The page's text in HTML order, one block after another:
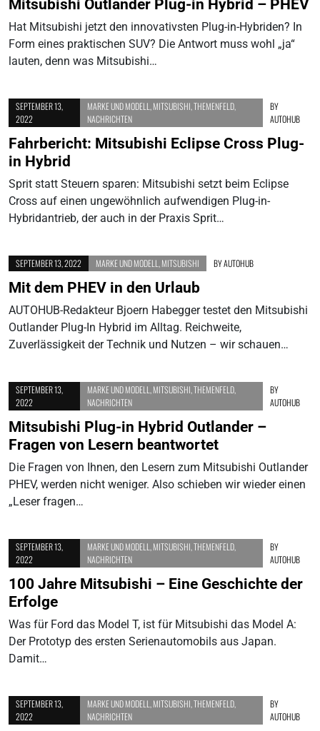
Mitsubishi Outlander Plug-in Hybrid – PHEV
Hat Mitsubishi jetzt den innovativsten Plug-in-Hybriden? In
Form eines praktischen SUV? Die Antwort muss wohl „ja“
lauten, denn was Mitsubishi…
SEPTEMBER 13,
2022
MARKE UND MODELL MITSUBISHI THEMENFELD,
NACHRICHTEN
BY
AUTOHUB
Fahrbericht: Mitsubishi Eclipse Cross Plug-
in Hybrid
Sprit statt Steuern sparen: Mitsubishi setzt beim Eclipse
Cross auf einen ungewöhnlich aufwendigen Plug-in-
Hybridantrieb, der auch in der Praxis Sprit…
SEPTEMBER 13, 2022 MARKE UND MODELL MITSUBISHI BYAUTOHUB
Mit dem PHEV in den Urlaub
AUTOHUB-Redakteur Bjoern Habegger testet den Mitsubishi
Outlander Plug-In Hybrid im Alltag. Reichweite,
Zuverlässigkeit der Technik und Nutzen – wir schauen…
SEPTEMBER 13,
2022
MARKE UND MODELL MITSUBISHI THEMENFELD,
NACHRICHTEN
BY
AUTOHUB
Mitsubishi Plug-in Hybrid Outlander –
Fragen von Lesern beantwortet
Die Fragen von Ihnen, den Lesern zum Mitsubishi Outlander
PHEV, werden nicht weniger. Also schieben wir wieder einen
„Leser fragen…
SEPTEMBER 13,
2022
MARKE UND MODELL MITSUBISHI THEMENFELD,
NACHRICHTEN
BY
AUTOHUB
100 Jahre Mitsubishi – Eine Geschichte der
Erfolge
Was für Ford das Model T, ist für Mitsubishi das Model A:
Der Prototyp des ersten Serienautomobils aus Japan.
Damit…
SEPTEMBER 13,
2022
MARKE UND MODELL MITSUBISHI THEMENFELD,
NACHRICHTEN
BY
AUTOHUB